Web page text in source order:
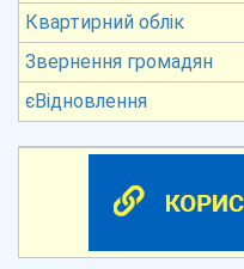
Квартирний облік
Звернення громадян
єВідновлення